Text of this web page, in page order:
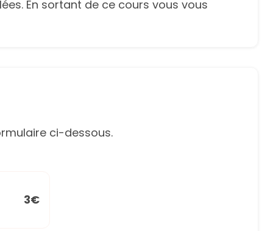
En sortant de ce cours vous vous
ci-dessous.
3€